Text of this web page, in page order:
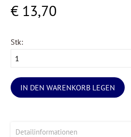
€ 13,70
Stk:
IN DEN WARENKORB LEGEN
Detailinformationen